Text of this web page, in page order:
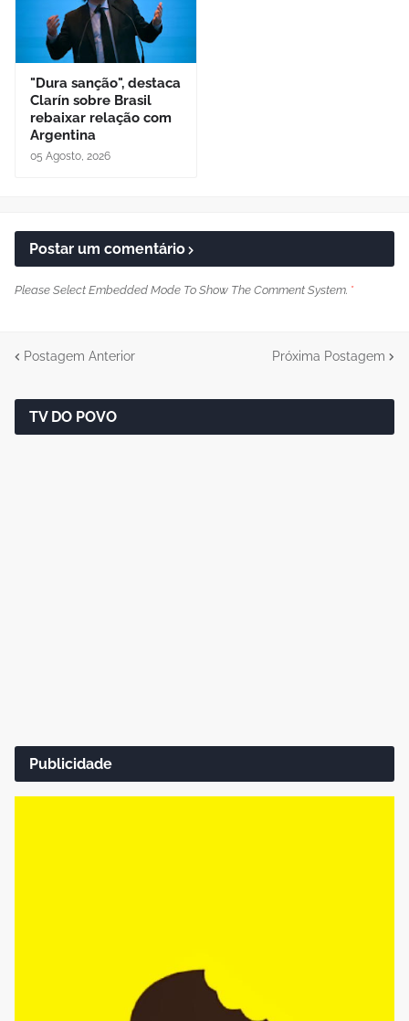
"Dura sanção", destaca
Clarín sobre Brasil
rebaixar relação com
Argentina
05 Agosto, 2026
Postar um comentário
Please Select Embedded Mode To Show The Comment System. *
Postagem Anterior Próxima Postagem
TV DO POVO
Publicidade